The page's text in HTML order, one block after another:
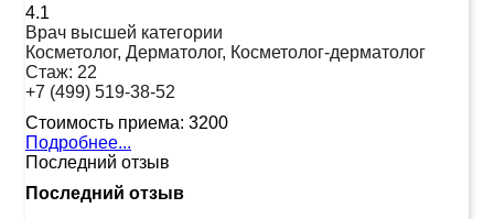
4.1
Врач высшей категории
Косметолог, Дерматолог, Косметолог-дерматолог
Стаж: 22
+7 (499) 519-38-52
Стоимость приема: 3200
Подробнее...
Последний отзыв
Последний отзыв